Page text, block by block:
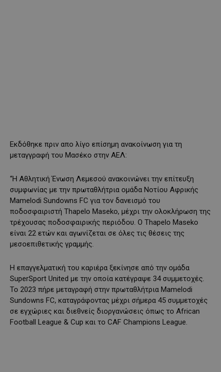
Εκδόθηκε πριν απο λίγο επίσημη ανακοίνωση για τη
μεταγγραφή του Μασέκο στην ΑΕΛ:
“Η Αθλητική Ένωση Λεμεσού ανακοινώνει την επίτευξη
συμφωνίας με την πρωταθλήτρια ομάδα Νοτίου Αφρικής
Mamelodi Sundowns FC για τον δανεισμό του
ποδοσφαιριστή Thapelo Maseko, μέχρι την ολοκλήρωση της
τρέχουσας ποδοσφαιρικής περιόδου. Ο Thapelo Maseko
είναι 22 ετών και αγωνίζεται σε όλες τις θέσεις της
μεσοεπιθετικής γραμμής.
Η επαγγελματική του καριέρα ξεκίνησε από την ομάδα
SuperSport United με την οποία κατέγραψε 34 συμμετοχές.
Το 2023 πήρε μεταγραφή στην πρωταθλήτρια Mamelodi
Sundowns FC, καταγράφοντας μέχρι σήμερα 45 συμμετοχές
σε εγχώριες και διεθνείς διοργανώσεις όπως το African
Football League & Cup και το CAF Champions League.